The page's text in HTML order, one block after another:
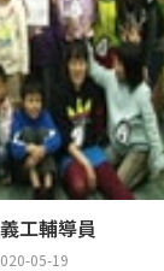
工輔導員
05-19